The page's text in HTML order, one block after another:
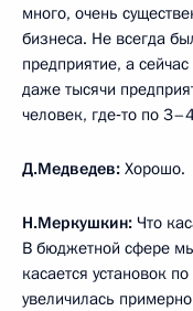
много, очень
бизнеса. Не всегда
предприятие, а
даже тысячи
человек, где‑то по
Д.Медведев: Хорошо.
Н.Меркушкин: Что
В бюджетной сфере
касается установок
увеличилась